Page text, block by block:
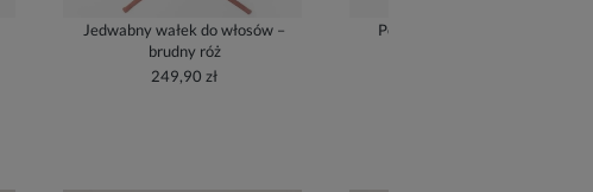
Jedwabny wałek do włosów –
brudny róż
249,90 zł
Poszewka jedwabna – złoty